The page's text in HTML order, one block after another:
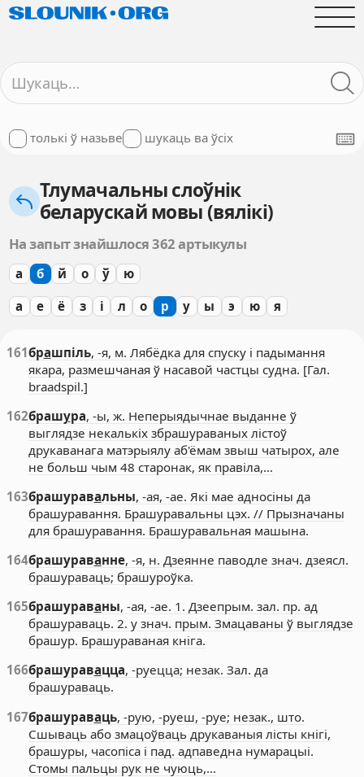
толькі ў назьве шукаць ва ўсіх
Тлумачальны слоўнік
беларускай мовы (вялікі)
На запыт знайшлося 362 артыкулы
а б й о ў ю
а е ё з і л о р у ы э ю я
161брашпіль, -я, м. Лябёдка для спуску і падымання
якара, размешчаная ў насавой частцы судна. [Гал.
braadspil.]
162брашура, -ы, ж. Неперыядычнае выданне ў
выглядзе некалькіх збрашураваных лістоў
друкаванага матэрыялу аб'ёмам звыш чатырох, але
не больш чым 48 старонак, як правіла,…
163брашуравальны, -ая, -ае. Які мае адносіны да
брашуравання. Брашуравальны цэх. // Прызначаны
для брашуравання. Брашуравальная машына.
164брашураванне, -я, н. Дзеянне паводле знач. дзеясл.
брашураваць; брашуроўка.
165брашураваны, -ая, -ае. 1. Дзеепрым. зал. пр. ад
брашураваць. 2. у знач. прым. Змацаваны ў выглядзе
брашур. Брашураваная кніга.
166брашуравацца, -руецца; незак. Зал. да
брашураваць.
167брашураваць, -рую, -руеш, -руе; незак., што.
Сшываць або змацоўваць друкаваныя лісты кнігі,
брашуры, часопіса і пад. адпаведна нумарацыі.
Стомы пальцы рук не чуюць,…